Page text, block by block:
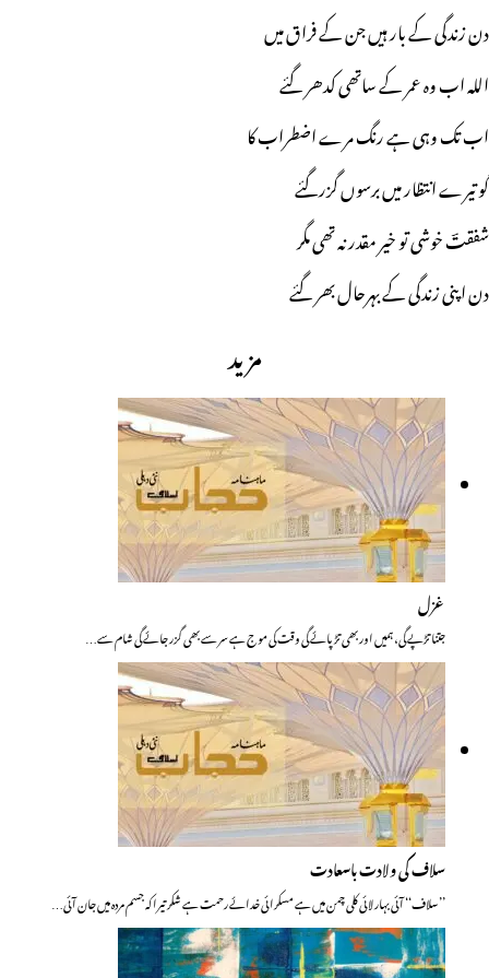
دن زندگی کے بار ہیں جن کے فراق میں
اللہ اب وہ عمر کے ساتھی کدھر گئے
اب تک وہی ہے رنگ مرے اضطراب کا
گو تیرے انتظار میں برسوں گزرگئے
شفقتؔ خوشی تو خیر مقدر نہ تھی مگر
دن اپنی زندگی کے بہرحال بھر گئے
مزید
غزل
جتنا تڑپے گی، ہمیں اور بھی تڑپائے گی وقت کی موج ہے سر سے بھی گزر جائے گی شام سے…
سلاف کی ولادت باسعادت
’’سلاف‘‘ آئی بہار لائی کلی چمن میں ہے مسکرائی خدائے رحمت ہے شکر تیرا کہ جسم مردہ میں جان آئی…